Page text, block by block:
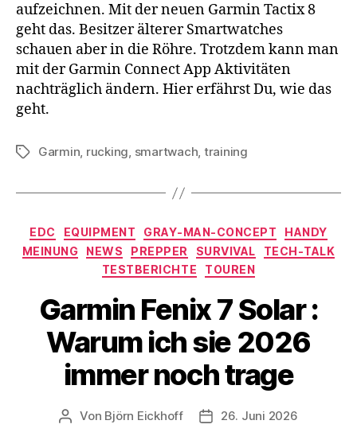
aufzeichnen. Mit der neuen Garmin Tactix 8
geht das. Besitzer älterer Smartwatches
schauen aber in die Röhre. Trotzdem kann man
mit der Garmin Connect App Aktivitäten
nachträglich ändern. Hier erfährst Du, wie das
geht.
Schlagwörter
Garmin, rucking, smartwach, training
Kategorien
EDC EQUIPMENT GRAY-MAN-CONCEPT
HANDY
MEINUNG
NEWS PREPPER SURVIVAL
TECH-TALK
TESTBERICHTE
TOUREN
Garmin Fenix 7 Solar :
Warum ich sie 2026
immer noch trage
Beitragsautor
Von Björn Eickhoff Veröffentlichungsdatum
26. Juni 2026